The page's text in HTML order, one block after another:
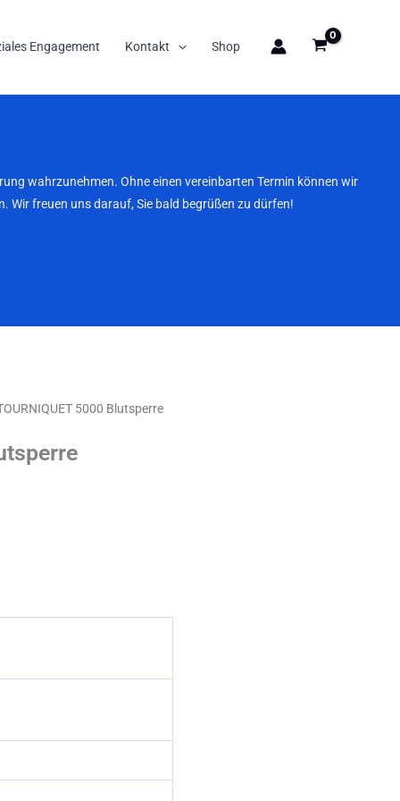
Engagement Kontakt Shop
wahrzunehmen. Ohne einen vereinbarten Termin können wir
Wir freuen uns darauf, Sie bald begrüßen zu dürfen!
5000 Blutsperre